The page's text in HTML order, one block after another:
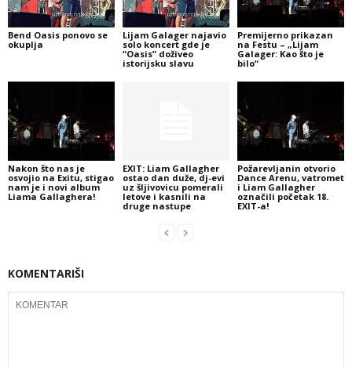
Bend Oasis ponovo se
okuplja
Lijam Galager najavio
solo koncert gde je
“Oasis” doživeo
istorijsku slavu
Premijerno prikazan
na Festu – „Lijam
Galager: Kao što je
bilo“
Nakon što nas je
osvojio na Exitu, stigao
nam je i novi album
Liama Gallaghera!
EXIT: Liam Gallagher
ostao dan duže, dj-evi
uz šljivovicu pomerali
letove i kasnili na
druge nastupe
Požarevljanin otvorio
Dance Arenu, vatromet
i Liam Gallagher
označili početak 18.
EXIT-a!
KOMENTARIŠI